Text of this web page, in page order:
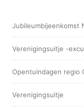
Jubileumbijeenkomst
Verenigingsuitje -
Opentuindagen regio
Verenigingsuitje